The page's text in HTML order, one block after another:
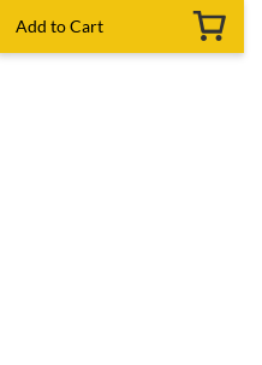
Add to Cart